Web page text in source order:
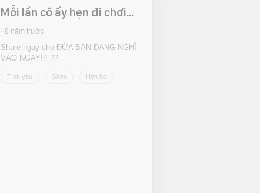
Mỗi lần cô ấy hẹn đi chơi...
8 năm trước
Share ngay cho ĐỨA BẠN ĐANG NGHĨ
VÀO NGAY!!! ??
Tình yêu Ghen Hẹn hò